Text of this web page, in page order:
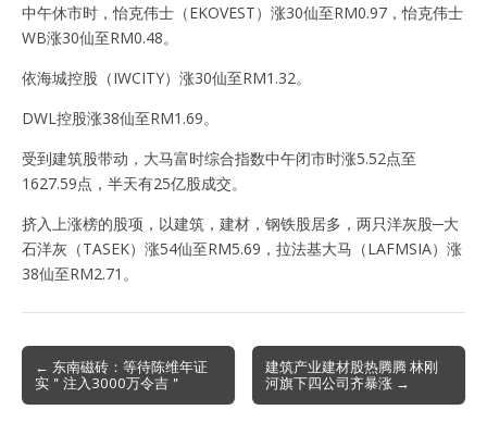
中午休市时，怡克伟士（EKOVEST）涨30仙至RM0.97，怡克伟士
WB涨30仙至RM0.48。
依海城控股（IWCITY）涨30仙至RM1.32。
DWL控股涨38仙至RM1.69。
受到建筑股带动，大马富时综合指数中午闭市时涨5.52点至
1627.59点，半天有25亿股成交。
挤入上涨榜的股项，以建筑，建材，钢铁股居多，两只洋灰股─大
石洋灰（TASEK）涨54仙至RM5.69，拉法基大马（LAFMSIA）涨
38仙至RM2.71。
Post
navigation
← 东南磁砖：等待陈维年证
实＂注入3000万令吉＂
建筑产业建材股热腾腾 林刚
河旗下四公司齐暴涨 →